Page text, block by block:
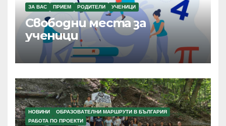
ЗА ВАС ПРИЕМ РОДИТЕЛИ УЧЕНИЦИ
Свободни места за
ученици
НОВИНИ
ОБРАЗОВАТЕЛНИ МАРШРУТИ В БЪЛГАРИЯ
РАБОТА ПО ПРОЕКТИ